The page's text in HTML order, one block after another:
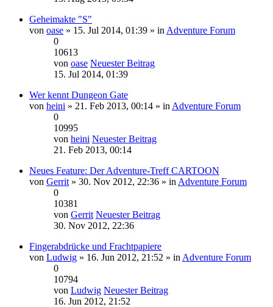
Geheimakte "S"
von oase » 15. Jul 2014, 01:39 » in Adventure Forum
0
10613
von oase Neuester Beitrag
15. Jul 2014, 01:39
Wer kennt Dungeon Gate
von heini » 21. Feb 2013, 00:14 » in Adventure Forum
0
10995
von heini Neuester Beitrag
21. Feb 2013, 00:14
Neues Feature: Der Adventure-Treff CARTOON
von Gerrit » 30. Nov 2012, 22:36 » in Adventure Forum
0
10381
von Gerrit Neuester Beitrag
30. Nov 2012, 22:36
Fingerabdrücke und Frachtpapiere
von Ludwig » 16. Jun 2012, 21:52 » in Adventure Forum
0
10794
von Ludwig Neuester Beitrag
16. Jun 2012, 21:52